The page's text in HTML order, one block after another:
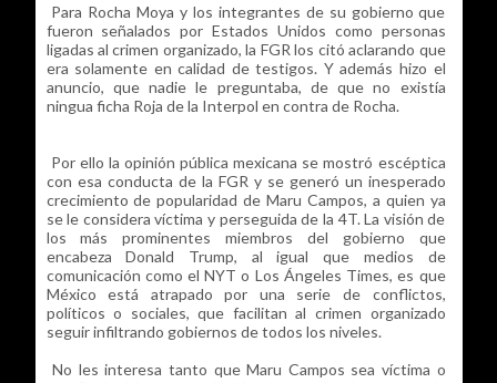
Para Rocha Moya y los integrantes de su gobierno que
fueron señalados por Estados Unidos como personas
ligadas al crimen organizado, la FGR los citó aclarando que
era solamente en calidad de testigos. Y además hizo el
anuncio, que nadie le preguntaba, de que no existía
ningua ficha Roja de la Interpol en contra de Rocha.
Por ello la opinión pública mexicana se mostró escéptica
con esa conducta de la FGR y se generó un inesperado
crecimiento de popularidad de Maru Campos, a quien ya
se le considera víctima y perseguida de la 4T. La visión de
los más prominentes miembros del gobierno que
encabeza Donald Trump, al igual que medios de
comunicación como el NYT o Los Ángeles Times, es que
México está atrapado por una serie de conflictos,
políticos o sociales, que facilitan al crimen organizado
seguir infiltrando gobiernos de todos los niveles.
No les interesa tanto que Maru Campos sea víctima o